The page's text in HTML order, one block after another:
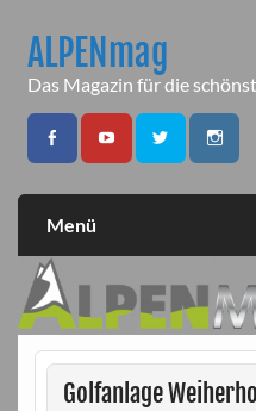
contentALPENmag
Das Magazin für die
Menü
Golfanlage